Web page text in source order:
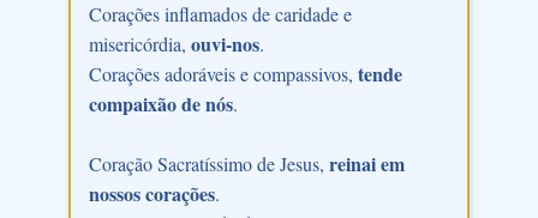
Corações inflamados de caridade e
misericórdia, ouvi-nos.
Corações adoráveis e compassivos, tende
compaixão de nós.
Coração Sacratíssimo de Jesus, reinai em
nossos corações.